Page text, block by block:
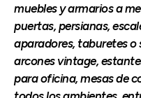
muebles y armarios a
puertas, persianas,
aparadores, taburetes o
arcones vintage,
para oficina, mesas de